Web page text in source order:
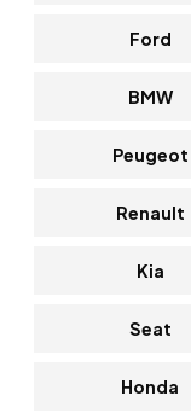
Ford
BMW
Peugeot
Renault
Kia
Seat
Honda